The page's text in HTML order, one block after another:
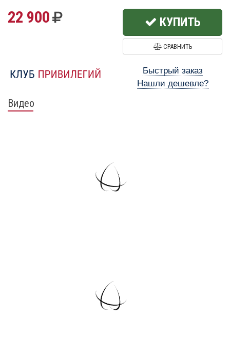
22 900 КУПИТЬ
СРАВНИТЬ
Быстрый заказ
Нашли дешевле?
Видео